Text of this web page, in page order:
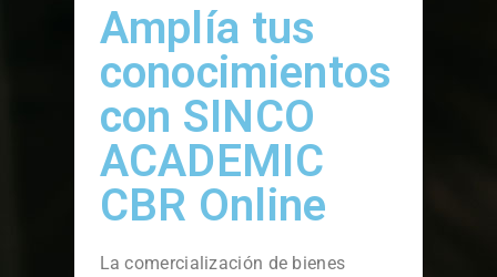
Amplía tus
conocimientos
con SINCO
ACADEMIC
CBR Online
La comercialización de bienes